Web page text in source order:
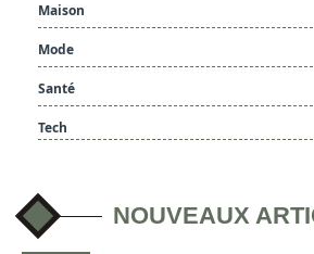
Maison
Mode
Santé
Tech
NOUVEAUX